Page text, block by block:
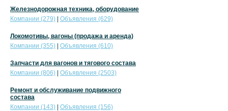
Железнодорожная техника, оборудование
Компании (279)
Объявления (629)
Локомотивы, вагоны (продажа и аренда)
Компании (355)
Объявления (610)
Запчасти для вагонов и тягового состава
Компании (806)
Объявления (2503)
Ремонт и обслуживание подвижного
состава
Компании (143)
Объявления (156)